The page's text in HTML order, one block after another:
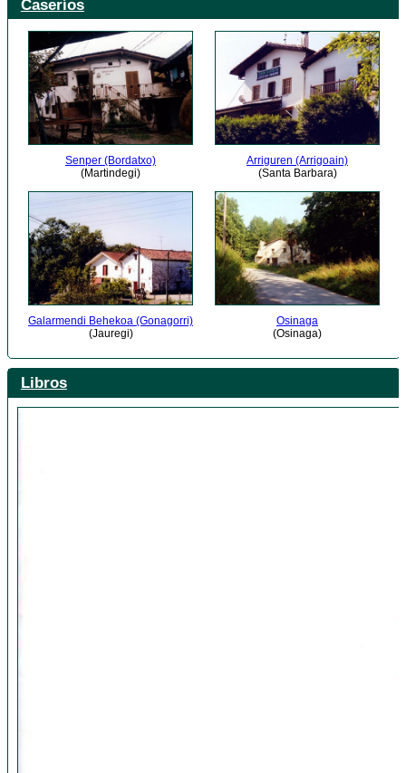
Caseríos
Senper (Bordatxo)
(Martindegi)
Arriguren (Arrigoain)
(Santa Barbara)
Galarmendi Behekoa (Gonagorri)
(Jauregi)
Osinaga
(Osinaga)
Libros